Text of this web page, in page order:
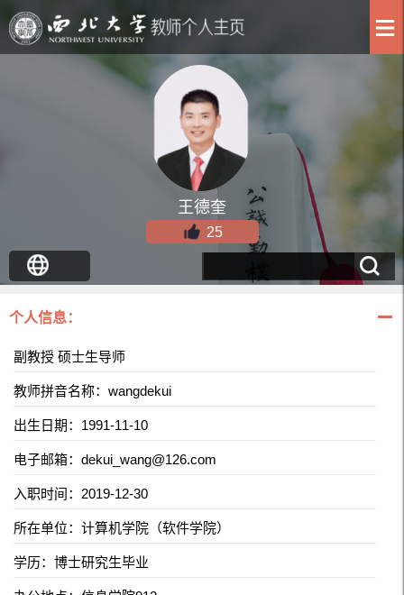
王德奎
25
个人信息：
副教授 硕士生导师
教师拼音名称：wangdekui
出生日期：1991-11-10
电子邮箱： dekui_wang@126.com
入职时间：2019-12-30
所在单位：计算机学院（软件学院）
学历：博士研究生毕业